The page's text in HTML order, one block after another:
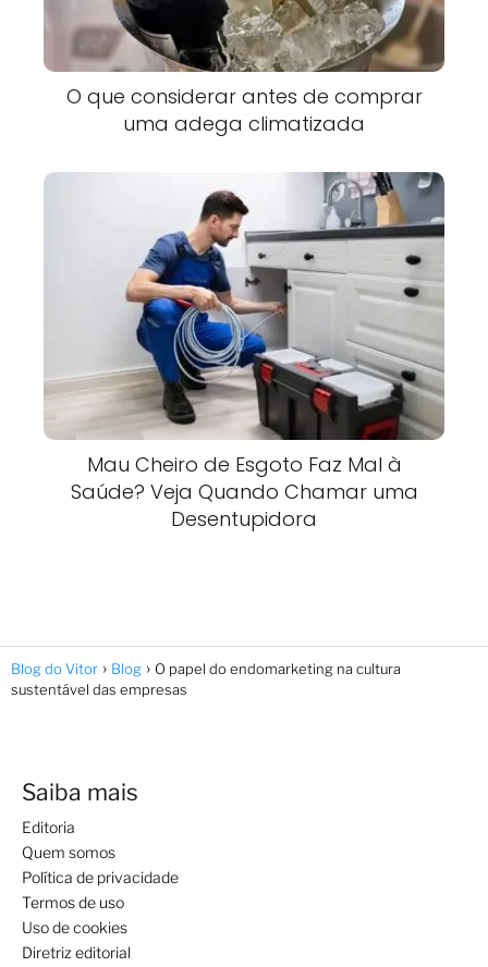
O que considerar antes de comprar
uma adega climatizada
Mau Cheiro de Esgoto Faz Mal à
Saúde? Veja Quando Chamar uma
Desentupidora
Blog do Vitor Blog
O papel do endomarketing na cultura
sustentável das empresas
Saiba mais
Editoria
Quem somos
Política de privacidade
Termos de uso
Uso de cookies
Diretriz editorial